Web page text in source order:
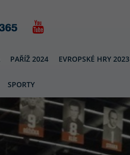
PAŘÍŽ 2024 EVROPSKÉ HRY 2023
SPORTY